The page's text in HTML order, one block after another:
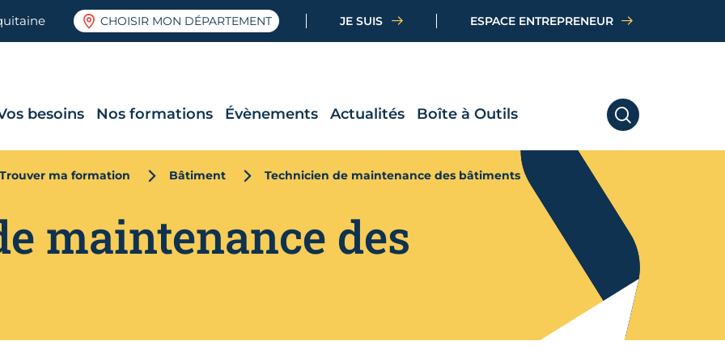
CHOISIR MON DÉPARTEMENT JE SUIS ESPACE ENTREPRENEUR
RECHERCHER
besoins Nos formations Évènements Actualités Boîte à Outils
Trouver ma formation Bâtiment Technicien de maintenance des bâtiments
maintenance des